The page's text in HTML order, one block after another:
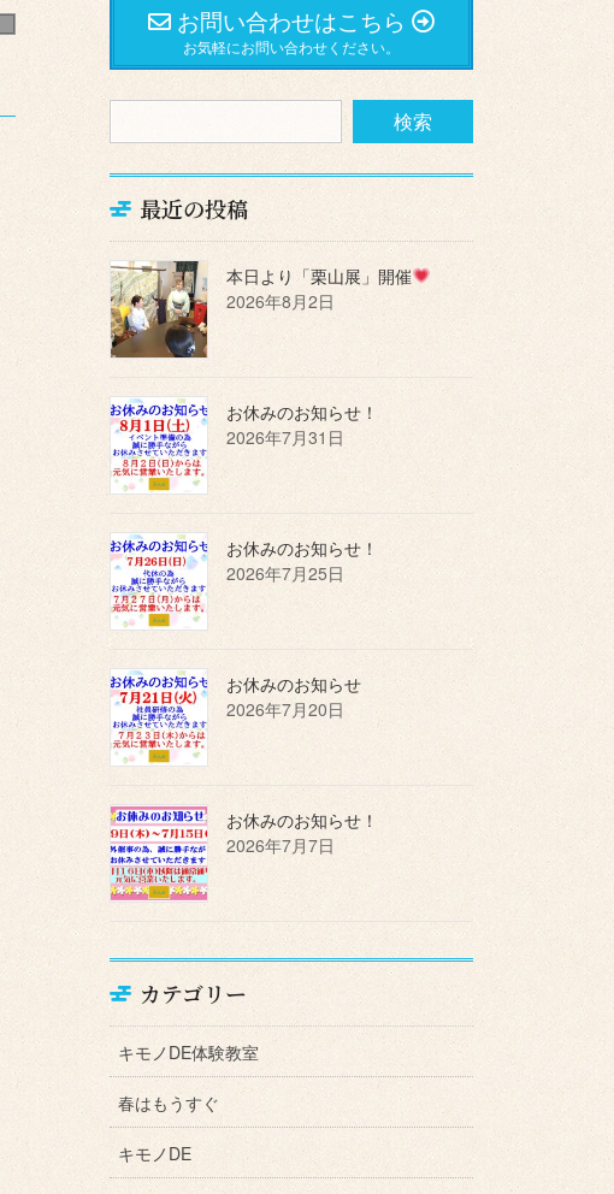
お問い合わせはこちら
お気軽にお問い合わせください。
最近の投稿
本日より「栗山展」開催
2026年8月2日
お休みのお知らせ！
2026年7月31日
お休みのお知らせ！
2026年7月25日
お休みのお知らせ
2026年7月20日
お休みのお知らせ！
2026年7月7日
カテゴリー
キモノDE体験教室
春はもうすぐ
キモノDE